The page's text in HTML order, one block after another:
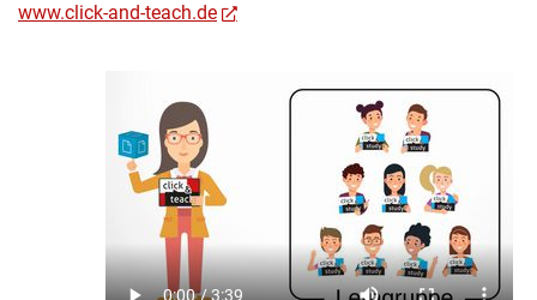
www.click-and-teach.de